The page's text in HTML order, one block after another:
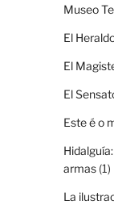
Museo
El
El
El
Este é o
armas(1)
La